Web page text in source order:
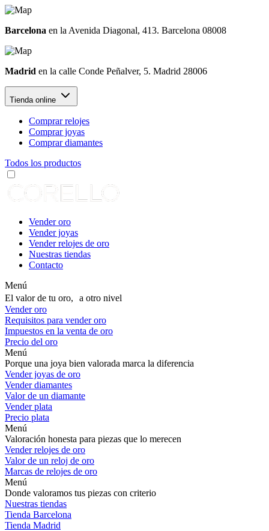
Barcelona en la Avenida Diagonal, 413. Barcelona 08008
Madrid en la calle Conde Peñalver, 5. Madrid 28006
Tienda online
Comprar relojes
Comprar joyas
Comprar diamantes
Todos los productos
Vender oro
Vender joyas
Vender relojes de oro
Nuestras tiendas
Contacto
Menú
El valor de tu oro, a otro nivel
Vender oro
Requisitos para vender oro
Impuestos en la venta de oro
Precio del oro
Menú
Porque una joya bien valorada marca la diferencia
Vender joyas de oro
Vender diamantes
Valor de un diamante
Vender plata
Precio plata
Menú
Valoración honesta para piezas que lo merecen
Vender relojes de oro
Valor de un reloj de oro
Marcas de relojes de oro
Menú
Donde valoramos tus piezas con criterio
Nuestras tiendas
Tienda Barcelona
Tienda Madrid